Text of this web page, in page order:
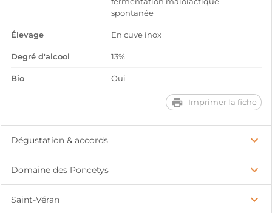
spontanée
Élevage En cuve inox
Degré d'alcool 13%
Bio Oui
Imprimer la fiche
Dégustation & accords
Domaine des Poncetys
Saint-Véran